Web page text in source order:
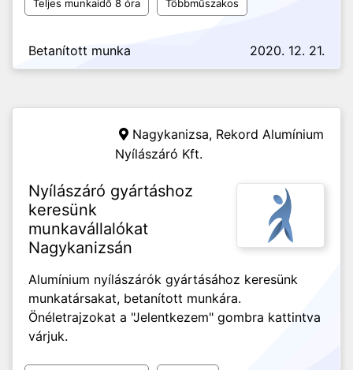
Teljes munkaidő 8 óra Többműszakos
Betanított munka 2020. 12. 21.
Nagykanizsa, Rekord Alumínium
Nyílászáró Kft.
Nyílászáró gyártáshoz
keresünk
munkavállalókat
Nagykanizsán
Alumínium nyílászárók gyártásához keresünk
munkatársakat, betanított munkára.
Önéletrajzokat a "Jelentkezem" gombra kattintva
várjuk.